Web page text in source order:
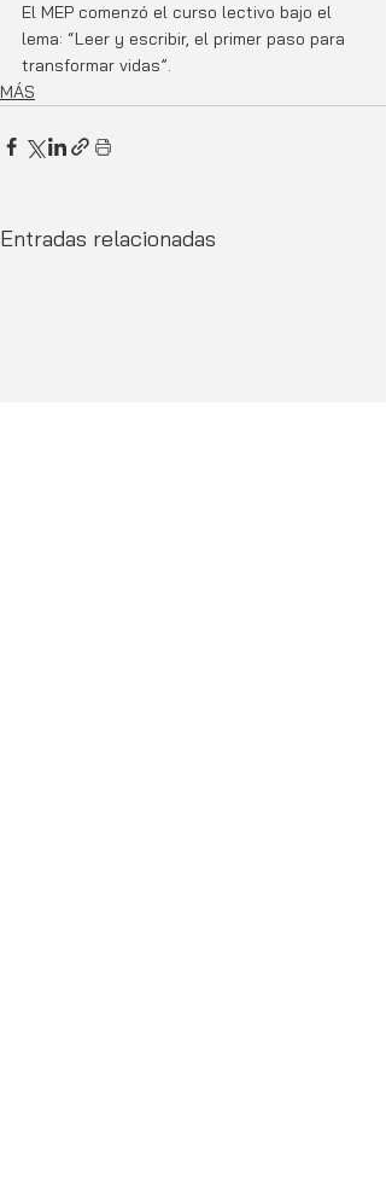
El MEP comenzó el curso lectivo bajo el
lema: “Leer y escribir, el primer paso para
transformar vidas”.
MÁS
Entradas relacionadas